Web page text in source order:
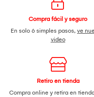
Compra fácil y seguro
En solo 6 simples pasos, ve
video
Retiro en tienda
Compra online y retira en